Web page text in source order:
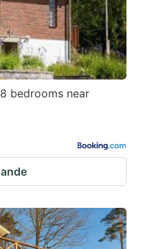
bedrooms near